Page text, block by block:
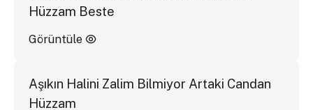
Hüzzam Beste
Görüntüle
Aşıkın Halini Zalim Bilmiyor Artaki Candan
Hüzzam